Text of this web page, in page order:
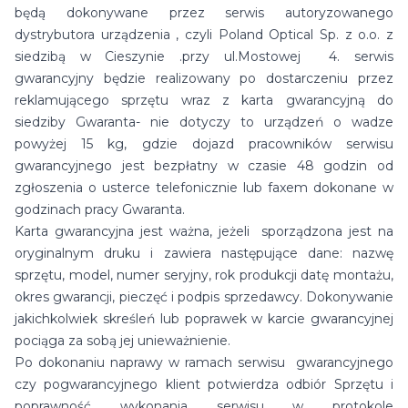
będą dokonywane przez serwis autoryzowanego
dystrybutora urządzenia , czyli Poland Optical Sp. z o.o. z
siedzibą w Cieszynie .przy ul.Mostowej 4. serwis
gwarancyjny będzie realizowany po dostarczeniu przez
reklamującego sprzętu wraz z karta gwarancyjną do
siedziby Gwaranta- nie dotyczy to urządzeń o wadze
powyżej 15 kg, gdzie dojazd pracowników serwisu
gwarancyjnego jest bezpłatny w czasie 48 godzin od
zgłoszenia o usterce telefonicznie lub faxem dokonane w
godzinach pracy Gwaranta.
Karta gwarancyjna jest ważna, jeżeli sporządzona jest na
oryginalnym druku i zawiera następujące dane: nazwę
sprzętu, model, numer seryjny, rok produkcji datę montażu,
okres gwarancji, pieczęć i podpis sprzedawcy. Dokonywanie
jakichkolwiek skreśleń lub poprawek w karcie gwarancyjnej
pociąga za sobą jej unieważnienie.
Po dokonaniu naprawy w ramach serwisu gwarancyjnego
czy pogwarancyjnego klient potwierdza odbiór Sprzętu i